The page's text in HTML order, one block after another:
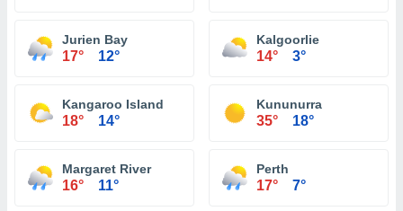
Jurien Bay
17° 12°
Kalgoorlie
14° 3°
Kangaroo Island
18° 14°
Kununurra
35° 18°
Margaret River
16° 11°
Perth
17° 7°